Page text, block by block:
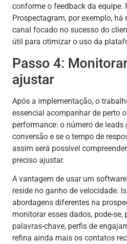
conforme o feedback da equipe.
Prospectagram, por exemplo,
canal focado no sucesso do
útil para otimizar o uso da
Passo 4:
ajustar
Após a implementação, o
essencial acompanhar de perto
performance: o número de leads
conversão e se o tempo de
assim será possível
preciso ajustar.
A vantagem de usar um
reside no ganho de velocidade.
abordagens diferentes na
monitorar esses dados, pode-se,
palavras-chave, perfis de
refina ainda mais os contatos